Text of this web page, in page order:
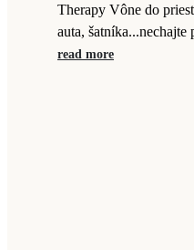
Therapy Vône do
auta, šatníka...nechajte
read more